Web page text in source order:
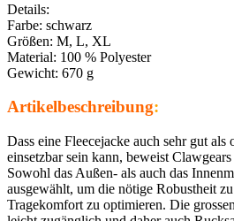
Details:
Farbe: schwarz
Größen: M, L, XL
Material: 100 % Polyester
Gewicht: 670 g
Artikelbeschreibung:
Dass eine Fleecejacke auch sehr gut als
einsetzbar sein kann, beweist
Sowohl das Außen- als auch das
ausgewählt, um die nötige Robustheit
Tragekomfort zu optimieren. Die